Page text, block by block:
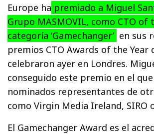
Europe ha premiado a Miguel
Grupo MASMOVIL, como CTO of
categoría ‘Gamechanger’ en sus
premios CTO Awards of the Year
celebraron ayer en Londres.
conseguido este premio en el
nominados representantes de
como Virgin Media Ireland, SIRO
El Gamechanger Award es el